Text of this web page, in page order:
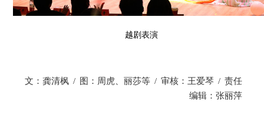
越剧表演
文：龚清枫 / 图：周虎、丽莎等 / 审核：王爱琴 / 责任
编辑：张丽萍